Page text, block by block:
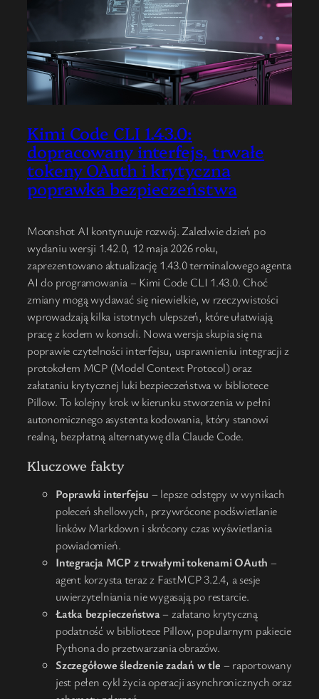
Kimi Code CLI 1.43.0:
dopracowany interfejs, trwałe
tokeny OAuth i krytyczna
poprawka bezpieczeństwa
Moonshot AI kontynuuje rozwój. Zaledwie dzień po
wydaniu wersji 1.42.0, 12 maja 2026 roku,
zaprezentowano aktualizację 1.43.0 terminalowego agenta
AI do programowania – Kimi Code CLI 1.43.0. Choć
zmiany mogą wydawać się niewielkie, w rzeczywistości
wprowadzają kilka istotnych ulepszeń, które ułatwiają
pracę z kodem w konsoli. Nowa wersja skupia się na
poprawie czytelności interfejsu, usprawnieniu integracji z
protokołem MCP (Model Context Protocol) oraz
załataniu krytycznej luki bezpieczeństwa w bibliotece
Pillow. To kolejny krok w kierunku stworzenia w pełni
autonomicznego asystenta kodowania, który stanowi
realną, bezpłatną alternatywę dla Claude Code.
Kluczowe fakty
Poprawki interfejsu – lepsze odstępy w wynikach
poleceń shellowych, przywrócone podświetlanie
linków Markdown i skrócony czas wyświetlania
powiadomień.
Integracja MCP z trwałymi tokenami OAuth –
agent korzysta teraz z FastMCP 3.2.4, a sesje
uwierzytelniania nie wygasają po restarcie.
Łatka bezpieczeństwa– załatano krytyczną
podatność w bibliotece Pillow, popularnym pakiecie
Pythona do przetwarzania obrazów.
Szczegółowe śledzenie zadań w tle – raportowany
jest pełen cykl życia operacji asynchronicznych oraz